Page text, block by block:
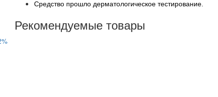
Средство прошло дерматологическое тестирование.
Рекомендуемые товары